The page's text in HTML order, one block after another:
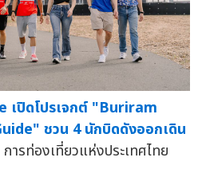
เปิดโปรเจกต์ "Buriram
ชวน 4 นักบิดดังออกเดิน
ารท่องเที่ยวแห่งประเทศไทย